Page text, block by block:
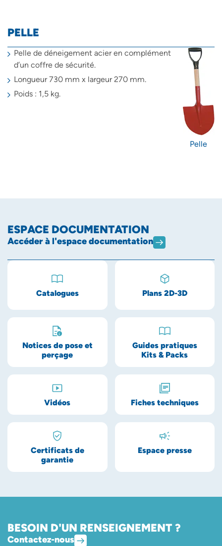
PELLE
Pelle de déneigement acier en complément
d’un coffre de sécurité.
Longueur 730 mm x largeur 270 mm.
Poids : 1,5 kg.
Pelle
ESPACE DOCUMENTATION
Accéder à l'espace documentation
Catalogues Plans 2D-3D
Notices de pose et
perçage
Guides pratiques
Kits & Packs
Vidéos Fiches techniques
Certificats de
garantie
Espace presse
BESOIN D'UN RENSEIGNEMENT ?
Contactez-nous